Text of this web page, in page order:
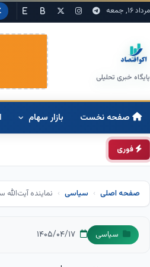
پایگاه خبری تحلیلی
صفحه نخست بازار سهام
فوری
صفحه اصلی سیاسی نماینده
سیاسی